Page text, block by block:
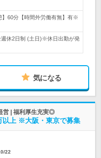
】60分【時間外労働有無】有※
週休2日制 (土日)※休日出勤が発
気になる
営 | 福利厚生充実◎
上 ※大阪・東京で募集
22